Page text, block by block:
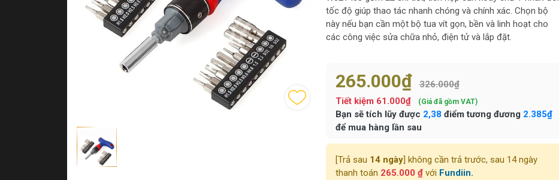
tốc độ giúp thao tác nhanh chóng và chính xác. Chọn bộ
này nếu bạn cần một bộ tua vít gọn, bền và linh hoạt cho
các công việc sửa chữa nhỏ, điện tử và lắp đặt.
265.000₫
326.000₫
Tiết kiệm 61.000₫ (Giá đã gồm VAT)
Bạn sẽ tích lũy được 2,38 điểm tương đương 2.385₫
để mua hàng lần sau
[Trả sau 14 ngày] không cần trả trước, sau 14 ngày
thanh toán 265.000 ₫với Fundiin.